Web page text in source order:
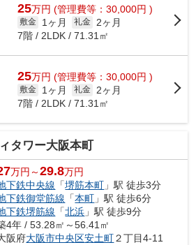
25万円 (管理費等：30,000円 )
敷金 1ヶ月 礼金
2ヶ月
7階 / 2LDK / 71.31㎡
25万円 (管理費等：30,000円 )
敷金 1ヶ月 礼金
2ヶ月
7階 / 2LDK / 71.31㎡
タワー大阪本町
万円～29.8万円
下鉄中央線 「堺筋本町 」駅 徒歩3分
下鉄御堂筋線 「本町 」駅 徒歩6分
下鉄堺筋線 「北浜 」駅 徒歩9分
4年 / 53.28㎡～56.41㎡
阪府大阪市中央区安土町２丁目4-11